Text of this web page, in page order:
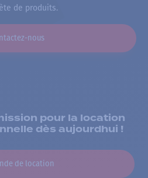
de produits.
nous
pour la location
dès aujourdhui !
de location